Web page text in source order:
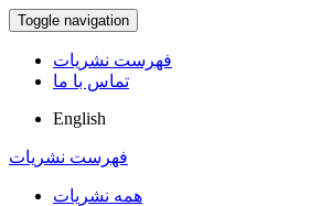
Toggle navigation
فهرست نشریات
تماس با ما
English
فهرست نشریات
همه نشریات